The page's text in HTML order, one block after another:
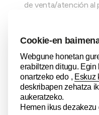
de venta/atención al
Departamento de
Gobierno Vasco.
Inscripciones